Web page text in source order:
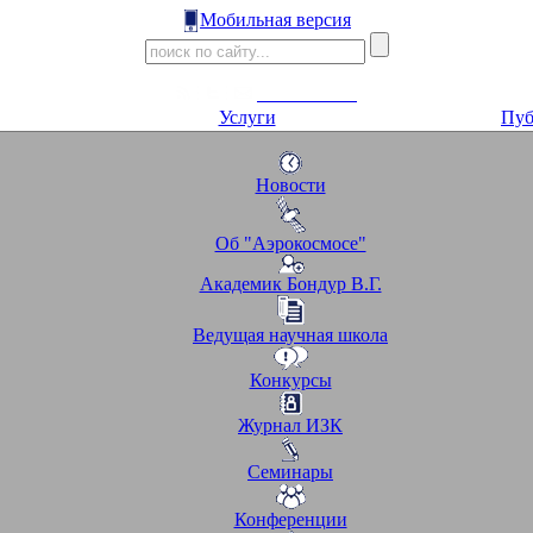
Мобильная версия
Услуги
Новости
Об "Аэрокосмосе"
Академик Бондур В.Г.
Ведущая научная школа
Конкурсы
Журнал ИЗК
Семинары
Конференции